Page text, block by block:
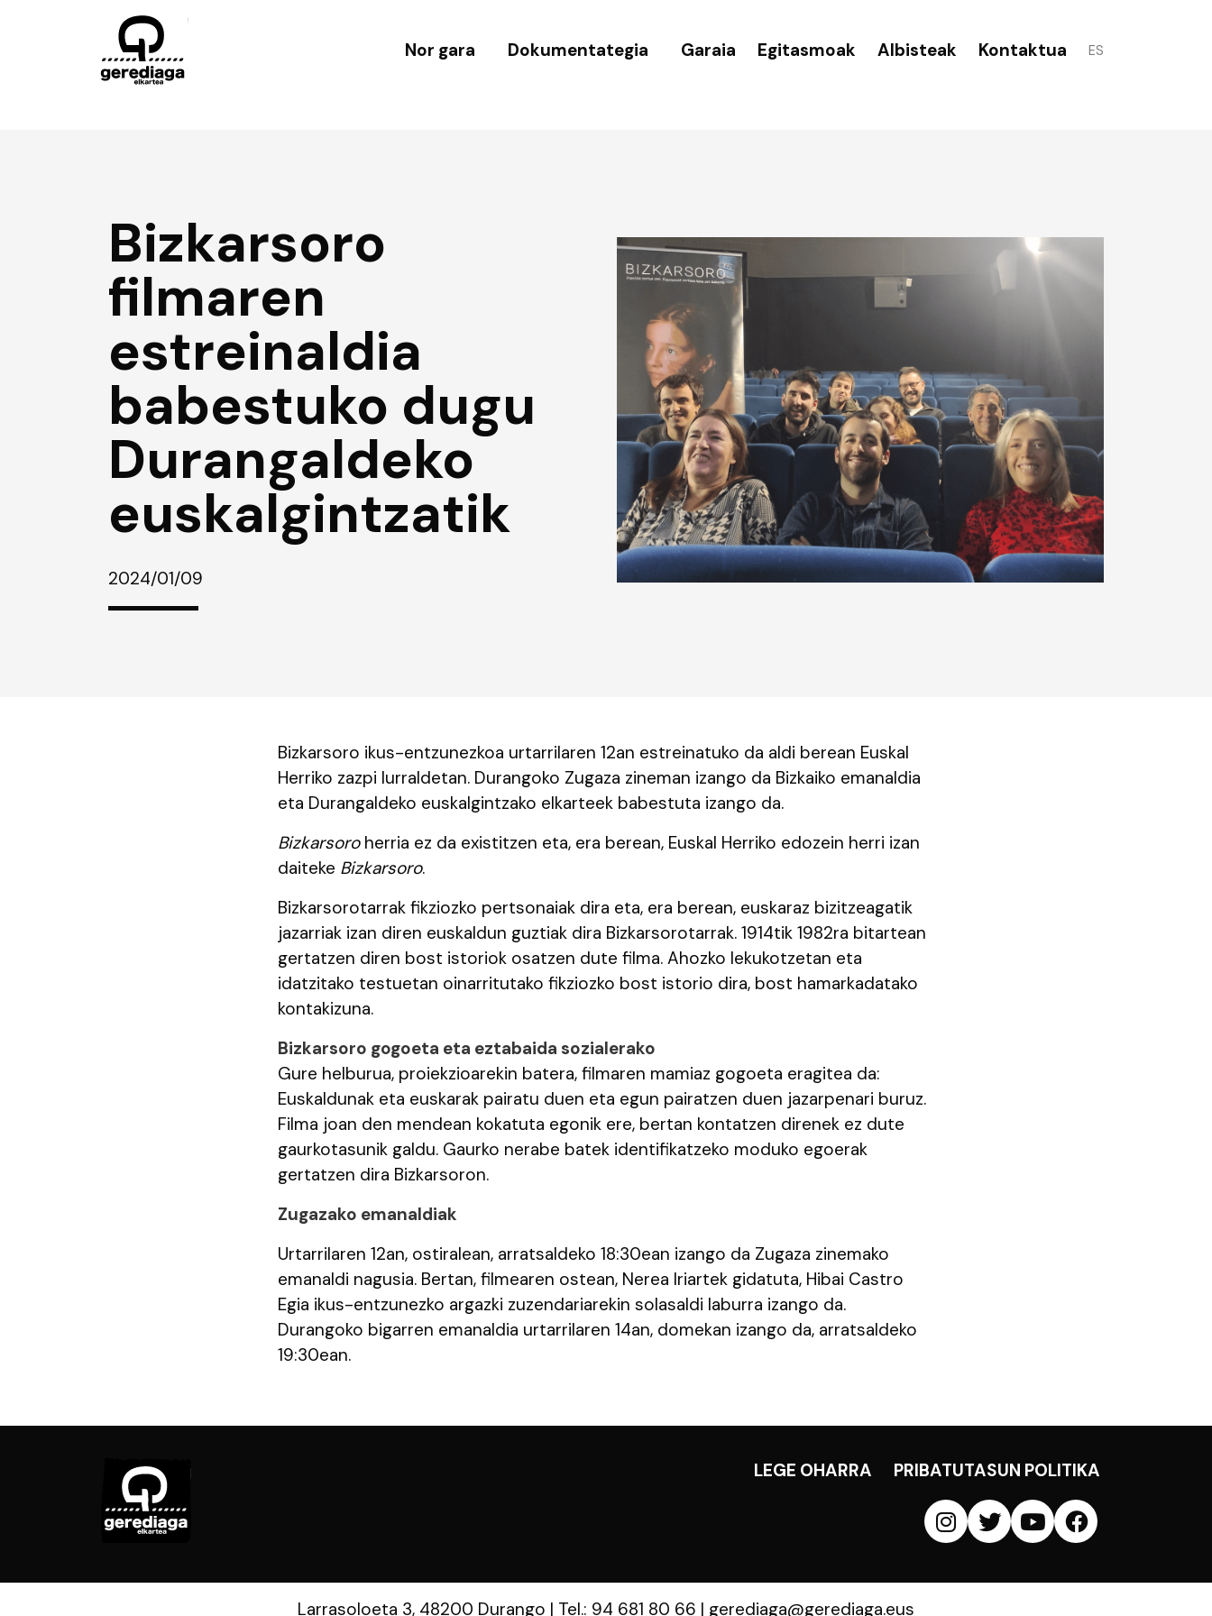
Nor gara Dokumentategia Garaia Egitasmoak Albisteak Kontaktua ES
Bizkarsoro
filmaren
estreinaldia
babestuko dugu
Durangaldeko
euskalgintzatik
2024/01/09
Bizkarsoro ikus-entzunezkoa urtarrilaren 12an estreinatuko da aldi berean Euskal
Herriko zazpi lurraldetan. Durangoko Zugaza zineman izango da Bizkaiko emanaldia
eta Durangaldeko euskalgintzako elkarteek babestuta izango da.
Bizkarsoroherria ez da existitzen eta, era berean, Euskal Herriko edozein herri izan
daiteke Bizkarsoro.
Bizkarsorotarrak fikziozko pertsonaiak dira eta, era berean, euskaraz bizitzeagatik
jazarriak izan diren euskaldun guztiak dira Bizkarsorotarrak. 1914tik 1982ra bitartean
gertatzen diren bost istoriok osatzen dute filma. Ahozko lekukotzetan eta
idatzitako testuetan oinarritutako fikziozko bost istorio dira, bost hamarkadatako
kontakizuna.
Bizkarsoro gogoeta eta eztabaida sozialerako
Gure helburua, proiekzioarekin batera, filmaren mamiaz gogoeta eragitea da:
Euskaldunak eta euskarak pairatu duen eta egun pairatzen duen jazarpenari buruz.
Filma joan den mendean kokatuta egonik ere, bertan kontatzen direnek ez dute
gaurkotasunik galdu. Gaurko nerabe batek identifikatzeko moduko egoerak
gertatzen dira Bizkarsoron.
Zugazako emanaldiak
Urtarrilaren 12an, ostiralean, arratsaldeko 18:30ean izango da Zugaza zinemako
emanaldi nagusia. Bertan, filmearen ostean, Nerea Iriartek gidatuta, Hibai Castro
Egia ikus-entzunezko argazki zuzendariarekin solasaldi laburra izango da.
Durangoko bigarren emanaldia urtarrilaren 14an, domekan izango da, arratsaldeko
19:30ean.
LEGE OHARRA PRIBATUTASUN POLITIKA
Larrasoloeta 3, 48200 Durango | Tel.: 94 681 80 66 | gerediaga@gerediaga.eus